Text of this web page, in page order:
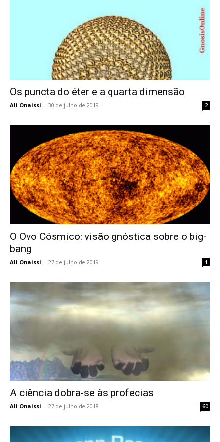
Os puncta do éter e a quarta dimensão
Ali Onaissi - 30 de julho de 2019 2
O Ovo Cósmico: visão gnóstica sobre o big-
bang
Ali Onaissi - 27 de julho de 2019 1
A ciência dobra-se às profecias
Ali Onaissi - 27 de julho de 2018 60